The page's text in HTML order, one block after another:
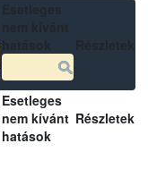
Esetleges
nem kívánt
hatások
Részletek